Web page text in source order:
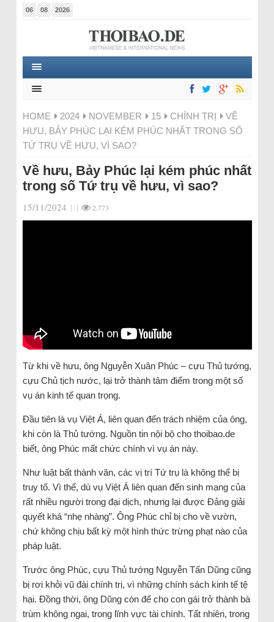
06 08 2026
HOME 2024 NOVEMBER 15 CHÍNH TRỊ
VỀ
HƯU, BẢY PHÚC LẠI KÉM PHÚC NHẤT TRONG SỐ
TỨ TRỤ VỀ HƯU, VÌ SAO?
Về hưu, Bảy Phúc lại kém phúc nhất
trong số Tứ trụ về hưu, vì sao?
15/11/2024 | | 2.773
Từ khi về hưu, ông Nguyễn Xuân Phúc – cựu Thủ tướng,
cựu Chủ tịch nước, lại trở thành tâm điểm trong một số
vụ án kinh tế quan trọng.
Đầu tiên là vụ Việt Á, liên quan đến trách nhiệm của ông,
khi còn là Thủ tướng. Nguồn tin nội bộ cho thoibao.de
biết, ông Phúc mất chức chính vì vụ án này.
Như luật bất thành văn, các vị trí Tứ trụ là không thể bị
truy tố. Vì thế, dù vụ Việt Á liên quan đến sinh mạng của
rất nhiều người trong đại dịch, nhưng lại được Đảng giải
quyết khá “nhẹ nhàng”. Ông Phúc chỉ bị cho về vườn,
chứ không chịu bất kỳ một hình thức trừng phạt nào của
pháp luật.
Trước ông Phúc, cựu Thủ tướng Nguyễn Tấn Dũng cũng
bị rơi khỏi vũ đài chính trị, vì những chính sách kinh tế tệ
hại. Đồng thời, ông Dũng còn để cho con gái trở thành bà
trùm không ngai, trong lĩnh vực tài chính. Tất nhiên, trong